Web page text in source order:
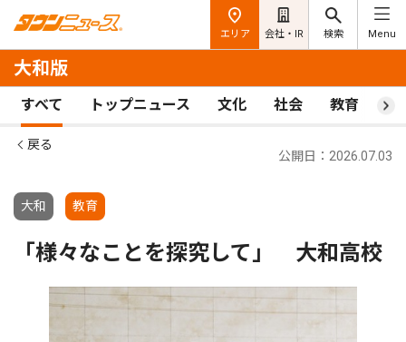
エリア 会社・IR 検索 Menu
大和版
すべて トップニュース 文化 社会 教育 ス
戻る
大和 教育
公開日：2026.07.03
「様々なことを探究して」 大和高校